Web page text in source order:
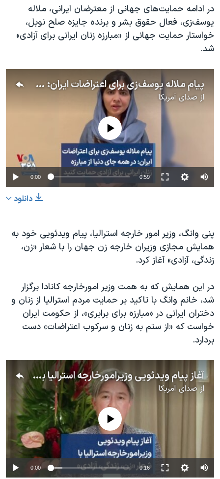
در ادامه حمایت‌های جهانی از معترضان ایرانی، ملاله
یوسف‌زی،‌ فعال حقوق بشر و برنده جایزه صلح نوبل،
خواستار حمایت جهانی از «مبارزه زنان ایرانی برای آزادی»
شد.
پیام ملاله یوسف‌زی برای اعتراضات ایران: در همه جای دنیا از مبارزه زنان ایرانی برای آزادی حمایت کنید
از صدای آمریکا
No media source currently available
0:00 0:59
دانلود
پنی وانگ، وزیر امور خارجه استرالیا، پیام ویدئویی خود به
همایش مجازی وزیران خارجه زن جهان را با شعار «زن،
زندگی، آزادی» آغاز کرد.
در این همایش که به همت وزیر امورخارجه کانادا برگزار
شد، خانم وانگ با تاکید بر حمایت مردم استرالیا از زنان و
دختران ایرانی در «مبارزه برای برابری»، از حکومت ایران
خواست که «از ستم به زنان و سرکوب اعتراضات» دست
بردارد.
آغاز پیام ویدئویی وزیرامورخارجه استرالیا با شعار «زن، زندگی، آزادی»
ازصدای آمریکا
No media source currently available
0:00 0:16